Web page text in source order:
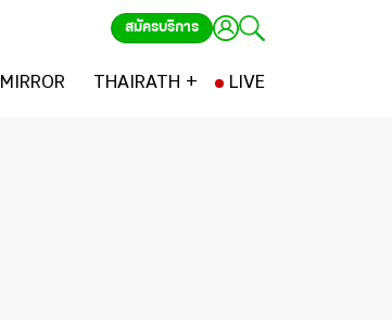
สมัครบริการ
MIRROR THAIRATH + LIVE